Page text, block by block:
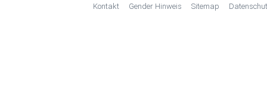
Kontakt
Gender Hinweis Sitemap